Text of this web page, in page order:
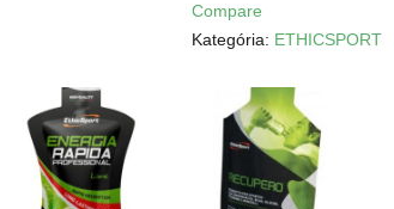
RACES
ÉDES
GLUTAMINNAL
(SZELET)
Compare
Kategória: ETHICSPORT